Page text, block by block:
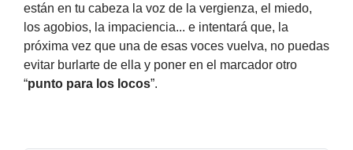
están en tu cabeza la voz de la vergienza, el miedo,
los agobios, la impaciencia... e intentará que, la
próxima vez que una de esas voces vuelva, no puedas
evitar burlarte de ella y poner en el marcador otro
“punto para los locos”.